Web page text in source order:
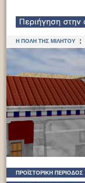
Η ΠΟΛΗ ΤΗΣ ΜΙΛΗΤΟΥ¦
ΠΡΟΪΣΤΟΡΙΚΗ ΠΕΡΙΟΔΟΣ